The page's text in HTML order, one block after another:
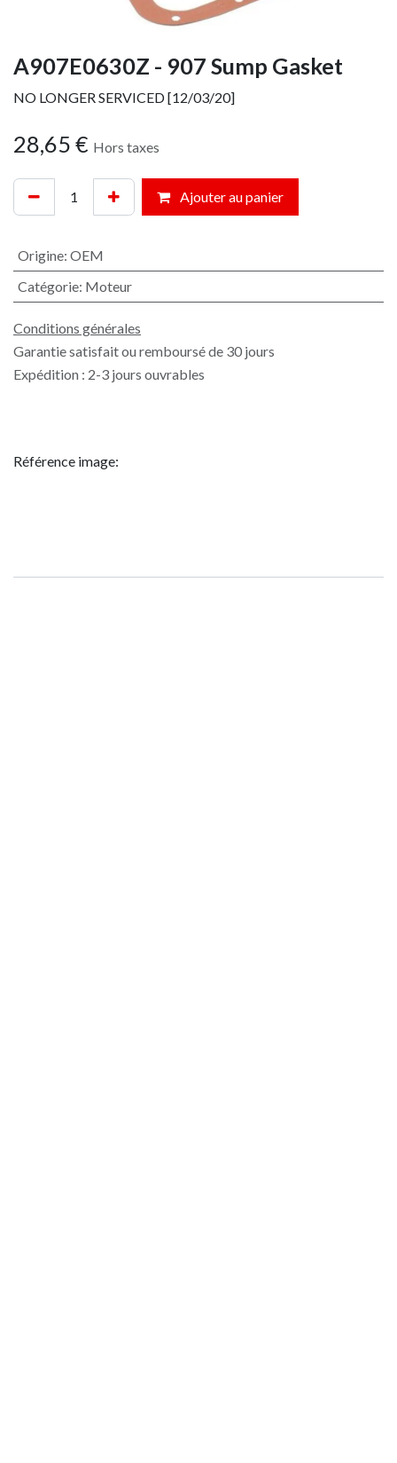
A907E0630Z - 907 Sump Gasket
NO LONGER SERVICED [12/03/20]
28,65 € Hors taxes
Ajouter au panier
Origine: OEM
Catégorie: Moteur
Conditions générales
Garantie satisfait ou remboursé de 30 jours
Expédition : 2-3 jours ouvrables
Référence image: